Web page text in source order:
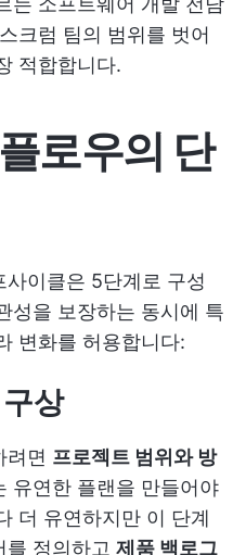
크럼 팀의 범위를 벗어
적합합니다.
로우의 단
이클은 5단계로 구성
성을 보장하는 동시에 특
변화를 허용합니다:
상
려면 프로젝트 범위와 방
유연한 플랜을 만들어야
더 유연하지만 이 단계
정의하고 제품 백로그